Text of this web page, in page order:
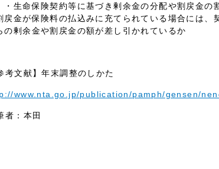
・生命保険契約等に基づき剰余金の分配や割戻金の
戻金が保険料の払込みに充てられている場合には、
の剰余金や割戻金の額が差し引かれているか
考文献】年末調整のしかた
www.nta.go.jp/publication/pamph/gensen/
者：本田